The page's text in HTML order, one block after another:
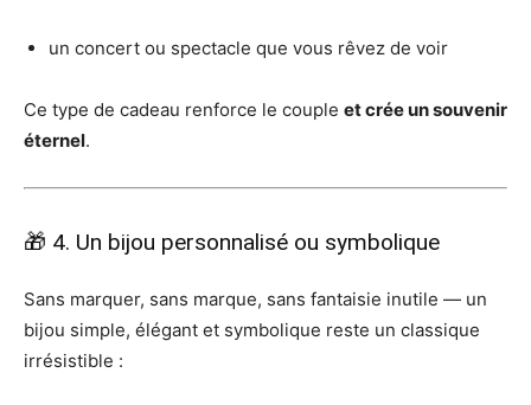
un concert ou spectacle que vous rêvez de voir
Ce type de cadeau renforce le couple et crée un souvenir
éternel.
🎁 4. Un bijou personnalisé ou symbolique
Sans marquer, sans marque, sans fantaisie inutile — un
bijou simple, élégant et symbolique reste un classique
irrésistible :